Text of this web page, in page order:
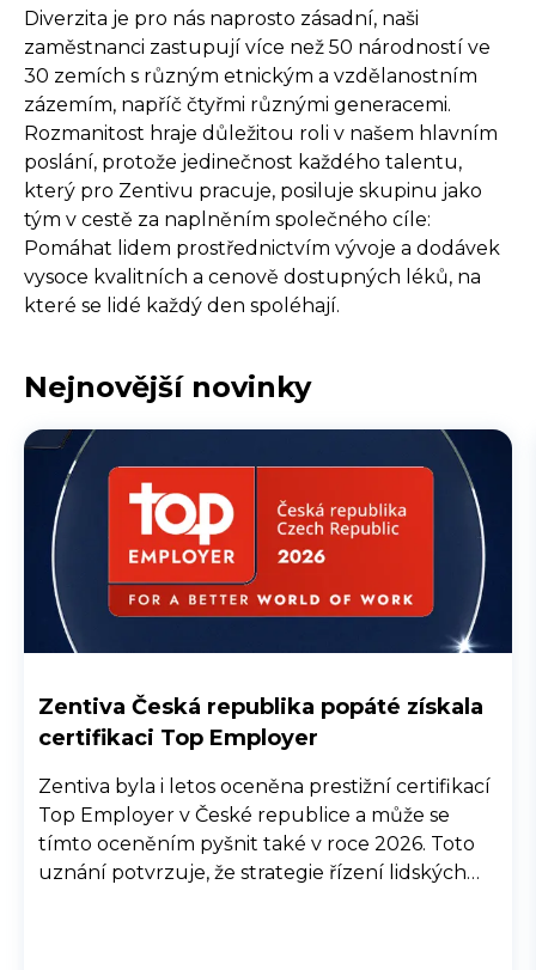
Diverzita je pro nás naprosto zásadní, naši
zaměstnanci zastupují více než 50 národností ve
30 zemích s různým etnickým a vzdělanostním
zázemím, napříč čtyřmi různými generacemi.
Rozmanitost hraje důležitou roli v našem hlavním
poslání, protože jedinečnost každého talentu,
který pro Zentivu pracuje, posiluje skupinu jako
tým v cestě za naplněním společného cíle:
Pomáhat lidem prostřednictvím vývoje a dodávek
vysoce kvalitních a cenově dostupných léků, na
které se lidé každý den spoléhají.
Nejnovější novinky
Zentiva Česká republika popáté získala
certifikaci Top Employer
Zentiva byla i letos oceněna prestižní certifikací
Top Employer v České republice a může se
tímto oceněním pyšnit také v roce 2026. Toto
uznání potvrzuje, že strategie řízení lidských